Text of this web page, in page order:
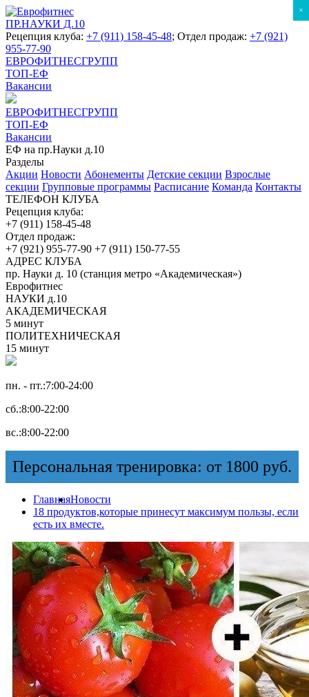
ПР.НАУКИ Д.10
Рецепция клуба: +7 (911) 158-45-48; Отдел продаж: +7 (921)
955-77-90
ЕВРОФИТНЕСГРУПП
ТОП-ЕФ
Вакансии
ЕВРОФИТНЕСГРУПП
ТОП-ЕФ
Вакансии
ЕФ на пр.Науки д.10
Разделы
Акции Новости Абонементы Детские секции Взрослые
секции Групповые программы Расписание Команда Контакты
ТЕЛЕФОН КЛУБА
Рецепция клуба:
+7 (911) 158-45-48
Отдел продаж:
+7 (921) 955-77-90 +7 (911) 150-77-55
АДРЕС КЛУБА
пр. Науки д. 10 (станция метро «Академическая»)
Еврофитнес
НАУКИ д.10
АКАДЕМИЧЕСКАЯ
5 минут
ПОЛИТЕХНИЧЕСКАЯ
15 минут
пн. - пт.:7:00-24:00
сб.:8:00-22:00
вс.:8:00-22:00
Персональная тренировка: от 1800 руб.
ГлавнаяНовости
18 продуктов,которые принесут максимум пользы, если
есть их вместе.
×